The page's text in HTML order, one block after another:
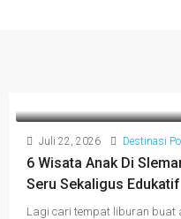
Juli 22, 2026 Destinasi
6 Wisata Anak Di
Seru Sekaligus Edukatif
Lagi cari tempat liburan buat